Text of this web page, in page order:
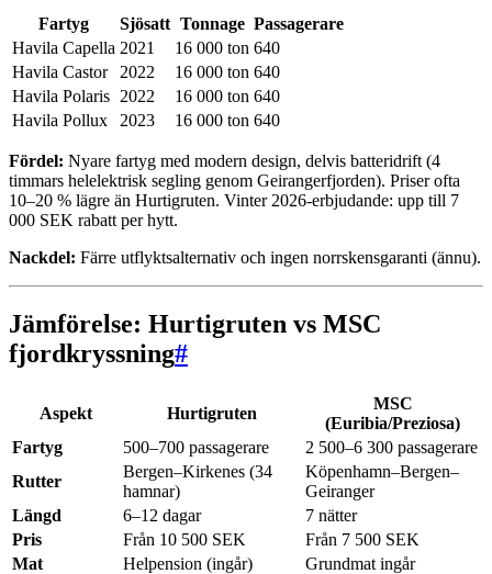
Fartyg Sjösatt Tonnage Passagerare
Havila Capella 2021 16 000 ton 640
Havila Castor
2022 16 000 ton 640
Havila Polaris 2022 16 000 ton 640
Havila Pollux
2023 16 000 ton 640
Fördel: Nyare fartyg med modern design, delvis batteridrift (4
timmars helelektrisk segling genom Geirangerfjorden). Priser ofta
10–20 % lägre än Hurtigruten. Vinter 2026-erbjudande: upp till 7
000 SEK rabatt per hytt.
Nackdel: Färre utflyktsalternativ och ingen norrskensgaranti (ännu).
Jämförelse: Hurtigruten vs MSC
fjordkryssning#
Aspekt Hurtigruten
MSC
(Euribia/Preziosa)
Fartyg
500–700 passagerare
2 500–6 300 passagerare
Rutter
Bergen–Kirkenes (34
hamnar)
Köpenhamn–Bergen–
Geiranger
Längd
6–12 dagar
7 nätter
Pris
Från 10 500 SEK
Från 7 500 SEK
Mat
Helpension (ingår)
Grundmat ingår